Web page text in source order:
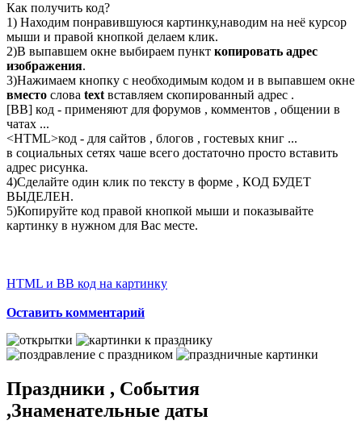
Как получить код?
1) Находим понравившуюся картинку,наводим на неё курсор
мыши и правой кнопкой делаем клик.
2)В выпавшем окне выбираем пункт копировать адрес
изображения.
3)Нажимаем кнопку с необходимым кодом и в выпавшем окне
вместо слова text вставляем скопированный адрес .
[BB] код - применяют для форумов , комментов , общении в
чатах ...
<HTML>код - для сайтов , блогов , гостевых книг ...
в социальных сетях чаше всего достаточно просто вставить
адрес рисунка.
4)Сделайте один клик по тексту в форме , КОД БУДЕТ
ВЫДЕЛЕН.
5)Копируйте код правой кнопкой мыши и показывайте
картинку в нужном для Вас месте.
HTML и BB код на картинку
Оставить комментарий
Праздники , События
,Знаменательные даты